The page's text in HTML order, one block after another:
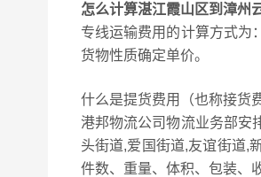
怎么计算湛江霞山区到漳州
专线运输费用的计算方式为
货物性质确定单价。
什么是提货费用（也称接货
港邦物流公司物流业务部安
头街道,爱国街道,友谊街道,
件数、重量、体积、包装、